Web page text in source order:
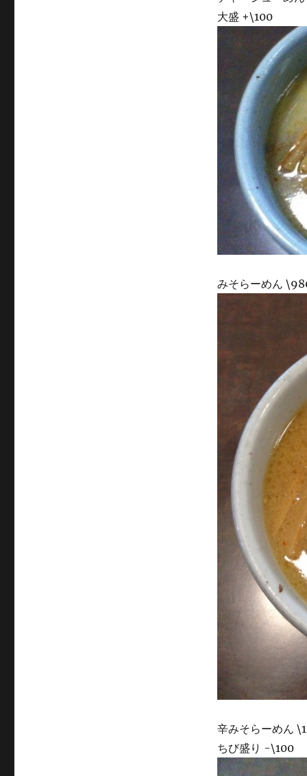
大盛 +\100
みそらーめん
辛みそらーめん
ちび盛り -\100